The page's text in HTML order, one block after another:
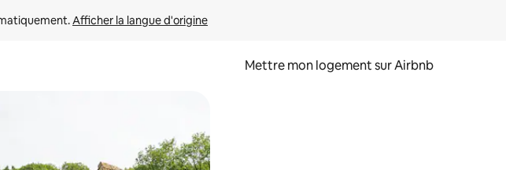
Afficher la langue d'origine
Mettre mon logement sur Airbnb